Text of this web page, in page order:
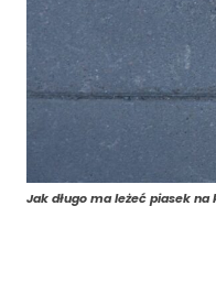
Jak długo ma leżeć piasek